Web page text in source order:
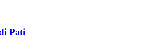
Pati